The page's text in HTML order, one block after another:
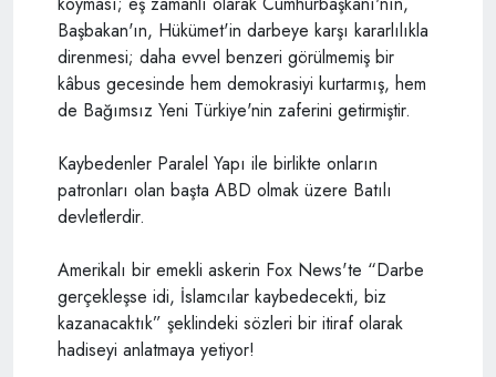
Başbakan'ın, Hükümet'in darbeye karşı kararlılıkla
direnmesi; daha evvel benzeri görülmemiş bir
kâbus gecesinde hem demokrasiyi kurtarmış, hem
de Bağımsız Yeni Türkiye'nin zaferini getirmiştir.
Kaybedenler Paralel Yapı ile birlikte onların
patronları olan başta ABD olmak üzere Batılı
devletlerdir.
Amerikalı bir emekli askerin Fox News'te “Darbe
gerçekleşse idi, İslamcılar kaybedecekti, biz
kazanacaktık” şeklindeki sözleri bir itiraf olarak
hadiseyi anlatmaya yetiyor!